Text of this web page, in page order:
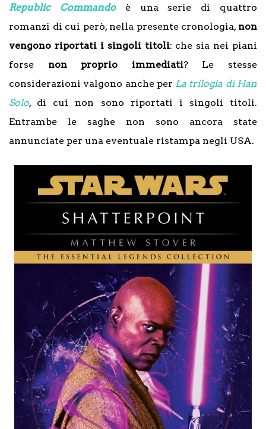
Republic Commandoè una serie di quattro
romanzi di cui però, nella presente cronologia, non
vengono riportati i singoli titoli: che sia nei piani
forse non proprio immediati? Le stesse
considerazioni valgono anche per La trilogia di Han
Solo, di cui non sono riportati i singoli titoli.
Entrambe le saghe non sono ancora state
annunciate per una eventuale ristampa negli USA.